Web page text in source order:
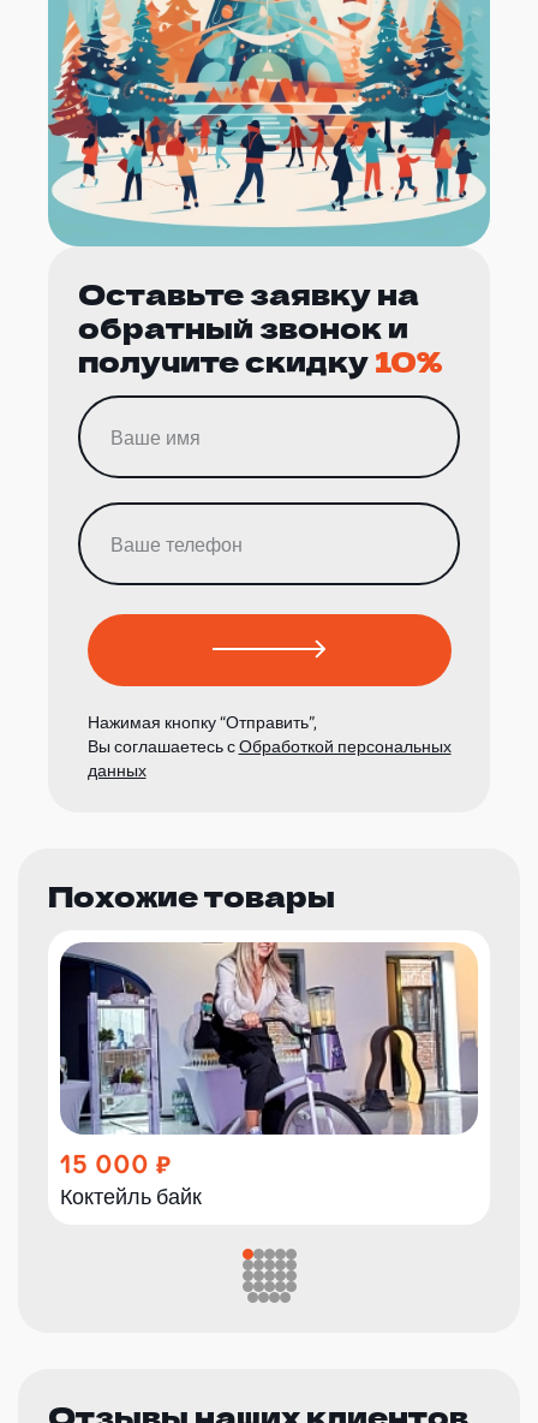
Оставьте заявку на
обратный звонок и
получите скидку10%
Нажимая кнопку “Отправить”,
Вы соглашаетесь сОбработкой персональных
данных
Похожие товары
15 000
Коктейль байк